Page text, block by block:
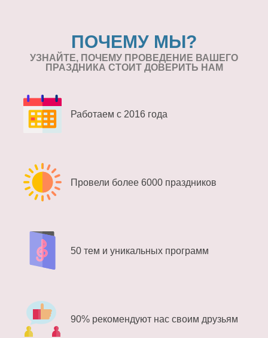
ПОЧЕМУ МЫ?
УЗНАЙТЕ, ПОЧЕМУ ПРОВЕДЕНИЕ ВАШЕГО
ПРАЗДНИКА СТОИТ ДОВЕРИТЬ НАМ
Работаем с 2016 года
Провели более 6000 праздников
50 тем и уникальных программ
90% рекомендуют нас своим друзьям